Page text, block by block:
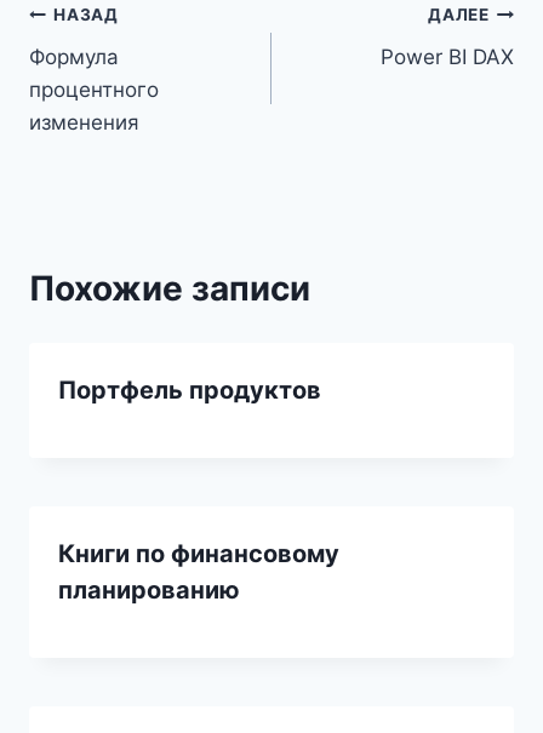
Навигация
по
записям
НАЗАД
Формула
процентного
изменения
ДАЛЕЕ
Power BI DAX
Похожие записи
Портфель продуктов
Книги по финансовому
планированию